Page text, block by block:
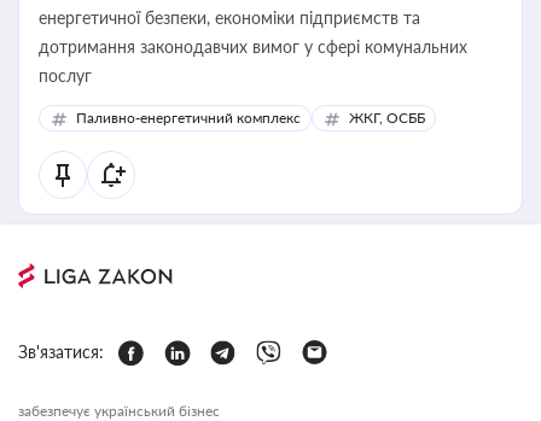
енергетичної безпеки, економіки підприємств та
дотримання законодавчих вимог у сфері комунальних
послуг
Паливно-енергетичний комплекс ЖКГ, ОСББ
Зв'язатися:
забезпечує український бізнес